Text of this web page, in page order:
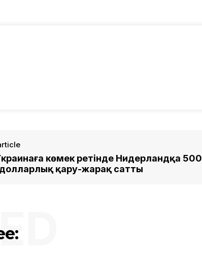
көмек ретінде Нидерландқа 500
қару-жарақ сатты